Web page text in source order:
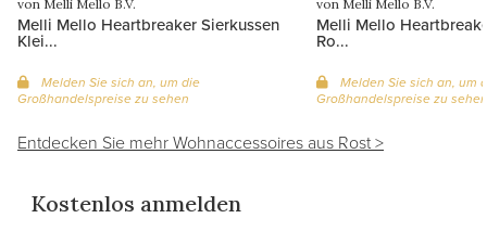
von Melli Mello B.V.
Melli Mello Heartbreaker Sierkussen
Klei...
Melden Sie sich an, um die
Großhandelspreise zu sehen
von Melli Mello B.V.
Melli Mello
Ro...
Melden Sie sich an, um
Großhandelspreise zu sehen
Entdecken Sie mehr Wohnaccessoires aus Rost >
Kostenlos anmelden